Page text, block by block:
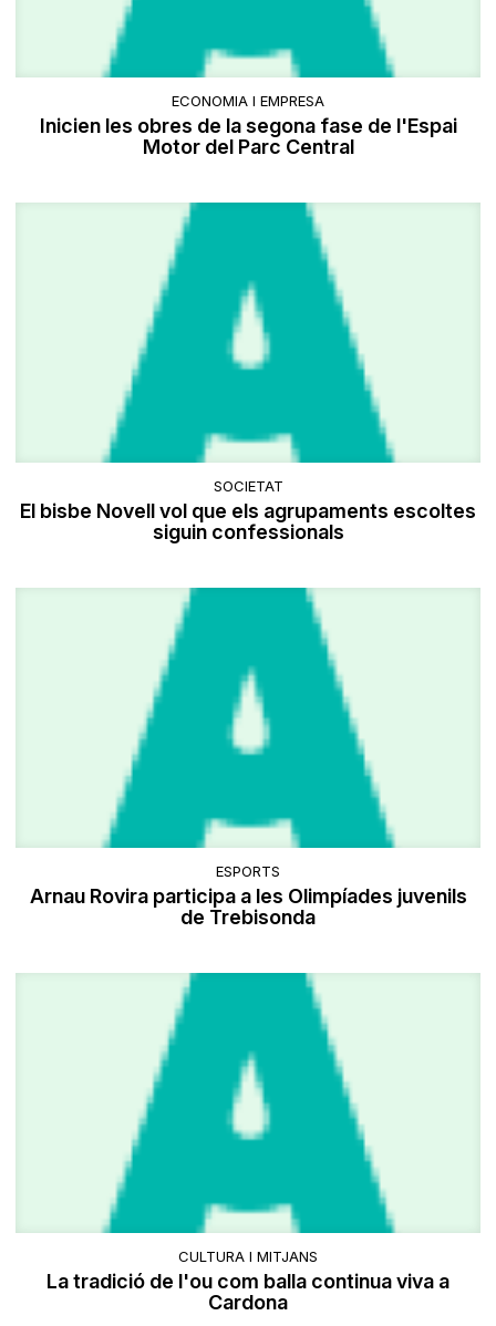
ECONOMIA I EMPRESA
Inicien les obres de la segona fase de l'Espai
Motor del Parc Central
SOCIETAT
El bisbe Novell vol que els agrupaments escoltes
siguin confessionals
ESPORTS
Arnau Rovira participa a les Olimpíades juvenils
de Trebisonda
CULTURA I MITJANS
La tradició de l'ou com balla continua viva a
Cardona